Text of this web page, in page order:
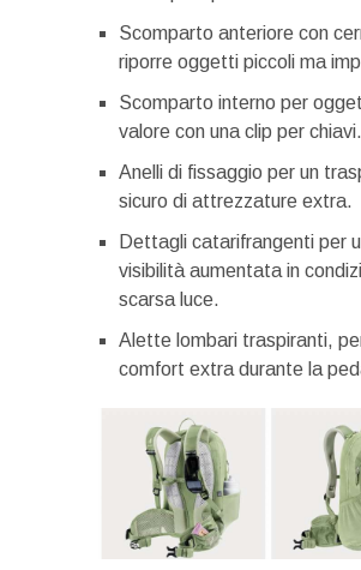
Scomparto anteriore con
riporre oggetti piccoli ma
Scomparto interno per
valore con una clip per chiavi.
Anelli di fissaggio per un
sicuro di attrezzature extra.
Dettagli catarifrangenti per
visibilità aumentata in
scarsa luce.
Alette lombari traspiranti,
comfort extra durante la